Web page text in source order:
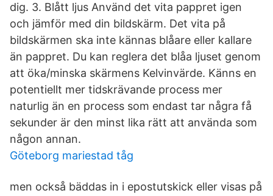
dig. 3. Blått ljus Använd det vita pappret igen
och jämför med din bildskärm. Det vita på
bildskärmen ska inte kännas blåare eller kallare
än pappret. Du kan reglera det blåa ljuset genom
att öka/minska skärmens Kelvinvärde. Känns en
potentiellt mer tidskrävande process mer
naturlig än en process som endast tar några få
sekunder är den minst lika rätt att använda som
någon annan.
Göteborg mariestad tåg
men också bäddas in i epostutskick eller visas på